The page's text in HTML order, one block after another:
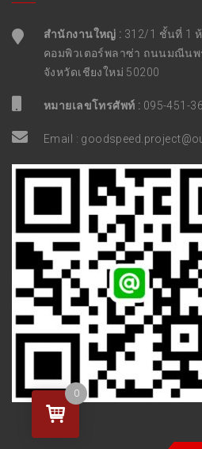
สำนักงานใหญ่ : 312/1 ชั้นที่ 1
คอมพิวเตอร์พลาซ่า ถนนมณีนพ
จังหวัดเชียงใหม่ 50200
หมายเลขโทรศัพท์ : 095-451-
Email :
0